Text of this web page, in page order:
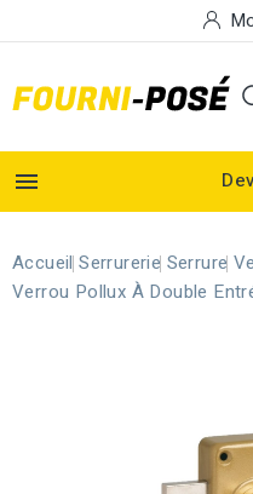

Accueil Serrurerie Serrure
Verrou Pollux À Double